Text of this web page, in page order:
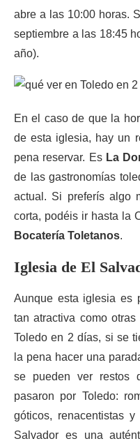
abre a las 10:00 horas.
septiembre a las 18:45
año).
En el caso de que la
de esta iglesia, hay un
pena reservar. Es La
de las gastronomías
actual. Si preferís algo
corta, podéis ir hasta la
Bocatería Toletanos.
Iglesia de El
Aunque esta iglesia es
tan atractiva como
Toledo en 2 días, si se
la pena hacer una
se pueden ver restos
pasaron por Toledo:
góticos, renacentistas
Salvador es una